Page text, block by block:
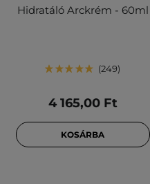
Hidratáló Arckrém - 60ml
249
4 165,00 Ft
KOSÁRBA